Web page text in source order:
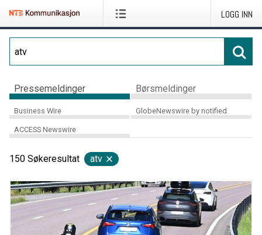
LOGG INN
Pressemeldinger Børsmeldinger
Business Wire GlobeNewswire by notified
ACCESS Newswire
150 Søkeresultat atv